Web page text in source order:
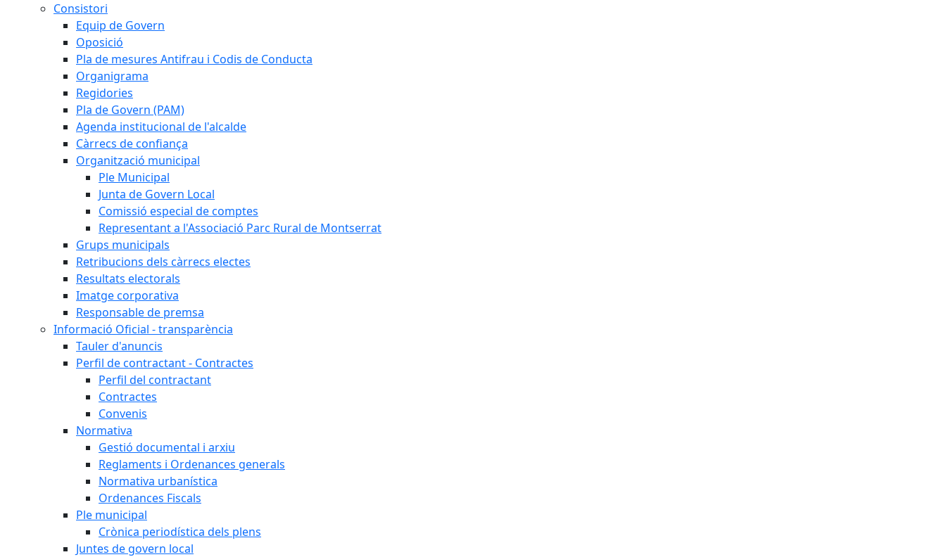
Consistori
Equip de Govern
Oposició
Pla de mesures Antifrau i Codis de Conducta
Organigrama
Regidories
Pla de Govern (PAM)
Agenda institucional de l'alcalde
Càrrecs de confiança
Organització municipal
Ple Municipal
Junta de Govern Local
Comissió especial de comptes
Representant a l'Associació Parc Rural de Montserrat
Grups municipals
Retribucions dels càrrecs electes
Resultats electorals
Imatge corporativa
Responsable de premsa
Informació Oficial - transparència
Tauler d'anuncis
Perfil de contractant - Contractes
Perfil del contractant
Contractes
Convenis
Normativa
Gestió documental i arxiu
Reglaments i Ordenances generals
Normativa urbanística
Ordenances Fiscals
Ple municipal
Crònica periodística dels plens
Juntes de govern local